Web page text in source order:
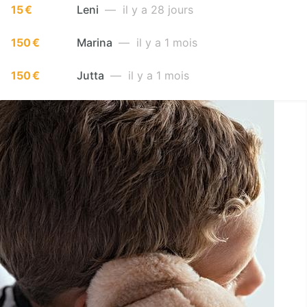
15 €
Leni — il y a 28 jours
150 € Marina — il y a 1 mois
150 € Jutta — il y a 1 mois